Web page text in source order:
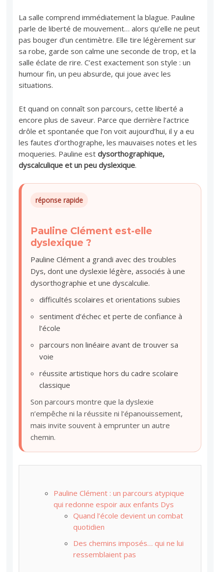
La salle comprend immédiatement la blague. Pauline
parle de liberté de mouvement… alors qu’elle ne peut
pas bouger d’un centimètre. Elle tire légèrement sur
sa robe, garde son calme une seconde de trop, et la
salle éclate de rire. C’est exactement son style : un
humour fin, un peu absurde, qui joue avec les
situations.
Et quand on connaît son parcours, cette liberté a
encore plus de saveur. Parce que derrière l’actrice
drôle et spontanée que l’on voit aujourd’hui, il y a eu
les fautes d’orthographe, les mauvaises notes et les
moqueries. Pauline estdysorthographique,
dyscalculique et un peu dyslexique.
réponse rapide
Pauline Clément est-elle
dyslexique ?
Pauline Clément a grandi avec des troubles
Dys, dont une dyslexie légère, associés à une
dysorthographie et une dyscalculie.
difficultés scolaires et orientations subies
sentiment d’échec et perte de confiance à
l’école
parcours non linéaire avant de trouver sa
voie
réussite artistique hors du cadre scolaire
classique
Son parcours montre que la dyslexie
n’empêche ni la réussite ni l’épanouissement,
mais invite souvent à emprunter un autre
chemin.
Pauline Clément : un parcours atypique
qui redonne espoir aux enfants Dys
Quand l’école devient un combat
quotidien
Des chemins imposés… qui ne lui
ressemblaient pas